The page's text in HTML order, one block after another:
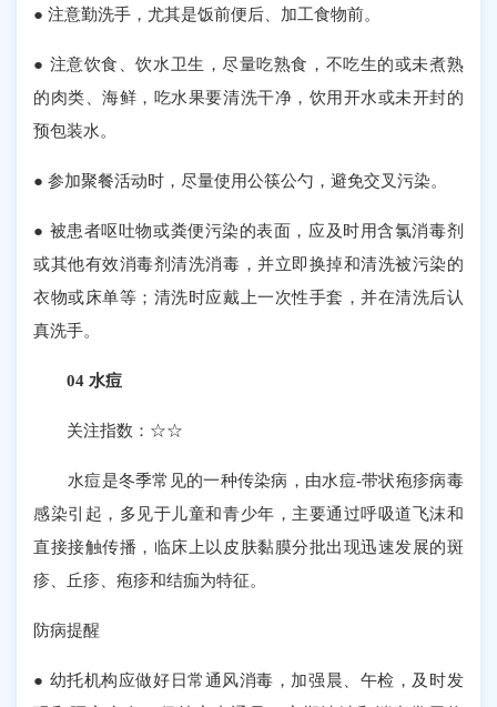
● 注意勤洗手，尤其是饭前便后、加工食物前。
● 注意饮食、饮水卫生，尽量吃熟食，不吃生的或未煮熟
的肉类、海鲜，吃水果要清洗干净，饮用开水或未开封的
预包装水。
● 参加聚餐活动时，尽量使用公筷公勺，避免交叉污染。
● 被患者呕吐物或粪便污染的表面，应及时用含氯消毒剂
或其他有效消毒剂清洗消毒，并立即换掉和清洗被污染的
衣物或床单等；清洗时应戴上一次性手套，并在清洗后认
真洗手。
04 水痘
关注指数：☆☆
水痘是冬季常见的一种传染病，由水痘-带状疱疹病毒
感染引起，多见于儿童和青少年，主要通过呼吸道飞沫和
直接接触传播，临床上以皮肤黏膜分批出现迅速发展的斑
疹、丘疹、疱疹和结痂为特征。
防病提醒
● 幼托机构应做好日常通风消毒，加强晨、午检，及时发